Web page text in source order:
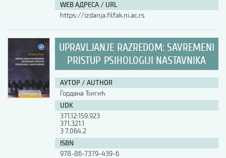
WEB АДРЕСА / URL
https://izdanja.filfak.ni.ac.rs
UPRAVLJANJE RAZREDOM: SAVREMENI
PRISTUP PSIHOLOGIJI NASTAVNIKA
АУТОР / AUTHOR
Гордана Ђигић
UDK
371.12:159.923
371.321.1
3 7.064.2
ISBN
978-86-7379-439-6